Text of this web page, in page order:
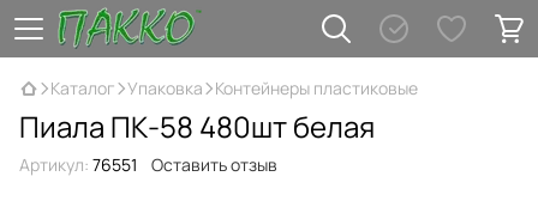
Каталог Упаковка Контейнеры пластиковые
Пиала ПК-58 480шт белая
Артикул: 76551 Оставить отзыв